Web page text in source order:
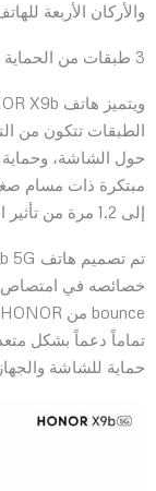
والأركان الأربعة
3 طبقات من الحماية للشاشة من أجل متانة استثنائية
الطبقات تتكون من
حول الشاشة،
مبتكرة ذات مسام
إلى 1.2 مرة من تأثير السقوط3.
تماماً دعماً بشكل
حماية للشاشة